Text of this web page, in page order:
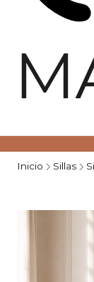
Inicio Sillas